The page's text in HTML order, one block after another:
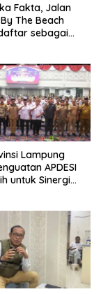
Fakta, Jalan
The Beach
sebagai
Lampung
APDESI
untuk Sinergi